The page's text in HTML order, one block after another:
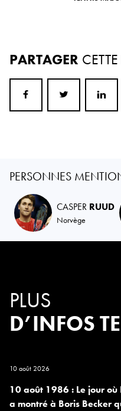
PARTAGER
PERSONNES
CASPER RUUD
Norvège
PLUS
D’INFOS
10 août 2026
10 août 1986 : Le jour où
a montré à Boris Becker